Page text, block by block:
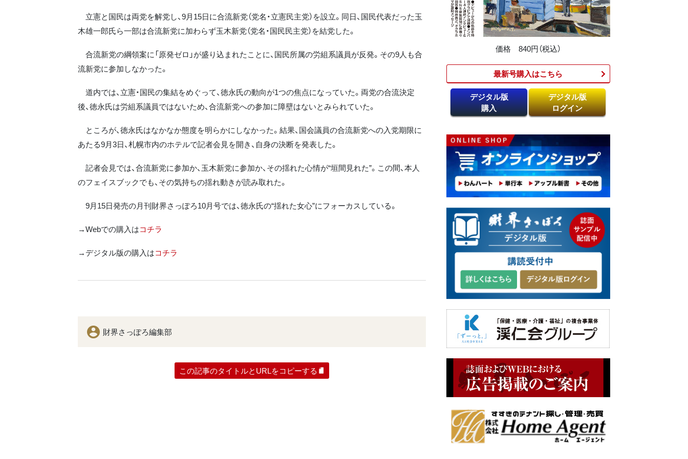
立憲と国民は両党を解党し、9月15日に合流新党（党名・立憲民主党）を設立。同日、国民代表だった玉
木雄一郎氏ら一部は合流新党に加わらず玉木新党（党名・国民民主党）を結党した。
合流新党の綱領案に「原発ゼロ」が盛り込まれたことに、国民所属の労組系議員が反発。その9人も合
流新党に参加しなかった。
道内では、立憲・国民の集結をめぐって、徳永氏の動向が1つの焦点になっていた。両党の合流決定
後、徳永氏は労組系議員ではないため、合流新党への参加に障壁はないとみられていた。
ところが、徳永氏はなかなか態度を明らかにしなかった。結果、国会議員の合流新党への入党期限に
あたる9月3日、札幌市内のホテルで記者会見を開き、自身の決断を発表した。
記者会見では、合流新党に参加か、玉木新党に参加か、その揺れた心情が“垣間見れた”。この間、本人
のフェイスブックでも、その気持ちの揺れ動きが読み取れた。
9月15日発売の月刊財界さっぽろ10月号では、徳永氏の“揺れた女心”にフォーカスしている。
→Webでの購入はコチラ
→デジタル版の購入はコチラ
財界さっぽろ編集部
この記事のタイトルとURLをコピーする
価格 840円（税込）
最新号購入はこちら​
デジタル版
購入
デジタル版
ログイン